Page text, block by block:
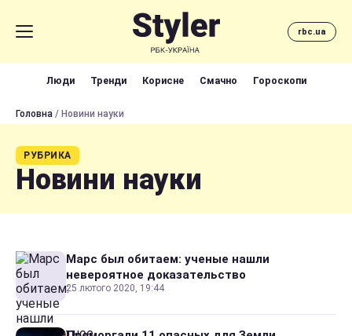
rbc.ua
Люди Тренди Корисне Смачно Гороскопи
Головна / Новини науки
РУБРИКА
Новини науки
Марс был обитаем: ученые нашли
невероятное доказательство
25 лютого 2020, 19:44